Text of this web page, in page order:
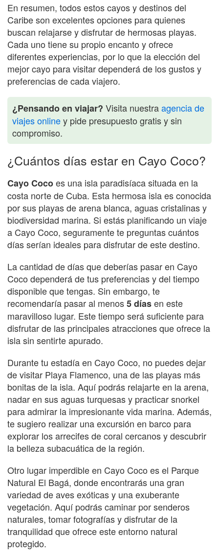
En resumen, todos estos cayos y destinos del
Caribe son excelentes opciones para quienes
buscan relajarse y disfrutar de hermosas playas.
Cada uno tiene su propio encanto y ofrece
diferentes experiencias, por lo que la elección del
mejor cayo para visitar dependerá de los gustos y
preferencias de cada viajero.
¿Pensando en viajar? Visita nuestraagencia de
viajes onliney pide presupuesto gratis y sin
compromiso.
¿Cuántos días estar en Cayo Coco?
Cayo Cocoes una isla paradisíaca situada en la
costa norte de Cuba. Esta hermosa isla es conocida
por sus playas de arena blanca, aguas cristalinas y
biodiversidad marina. Si estás planificando un viaje
a Cayo Coco, seguramente te preguntas cuántos
días serían ideales para disfrutar de este destino.
La cantidad de días que deberías pasar en Cayo
Coco dependerá de tus preferencias y del tiempo
disponible que tengas. Sin embargo, te
recomendaría pasar al menos5 díasen este
maravilloso lugar. Este tiempo será suficiente para
disfrutar de las principales atracciones que ofrece la
isla sin sentirte apurado.
Durante tu estadía en Cayo Coco, no puedes dejar
de visitar Playa Flamenco, una de las playas más
bonitas de la isla. Aquí podrás relajarte en la arena,
nadar en sus aguas turquesas y practicar snorkel
para admirar la impresionante vida marina. Además,
te sugiero realizar una excursión en barco para
explorar los arrecifes de coral cercanos y descubrir
la belleza subacuática de la región.
Otro lugar imperdible en Cayo Coco es el Parque
Natural El Bagá, donde encontrarás una gran
variedad de aves exóticas y una exuberante
vegetación. Aquí podrás caminar por senderos
naturales, tomar fotografías y disfrutar de la
tranquilidad que ofrece este entorno natural
protegido.